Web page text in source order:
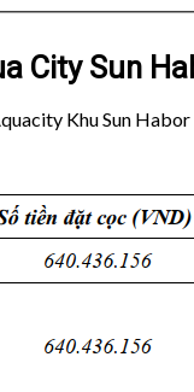
City Sun
Khu Sun